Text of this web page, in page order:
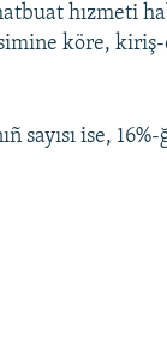
hızmeti
köre, kiriş-
sayısı ise,